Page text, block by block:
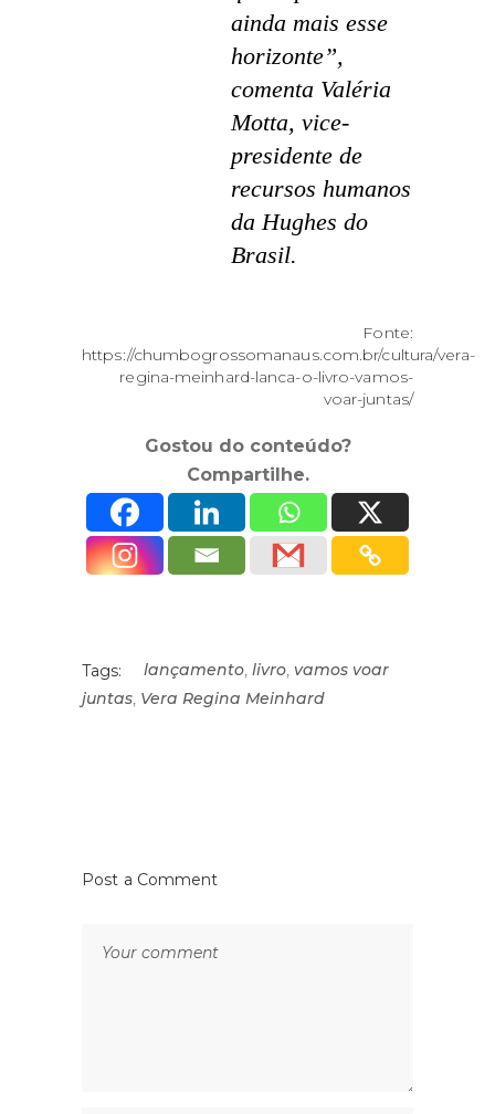
ainda mais esse
horizonte”,
comenta Valéria
Motta, vice-
presidente de
recursos humanos
da Hughes do
Brasil.
Fonte:
https://chumbogrossomanaus.com.br/cultura/vera-
regina-meinhard-lanca-o-livro-vamos-
voar-juntas/
Gostou do conteúdo?
Compartilhe.
Tags: lançamento, livro, vamos voar
juntas, Vera Regina Meinhard
Post a Comment